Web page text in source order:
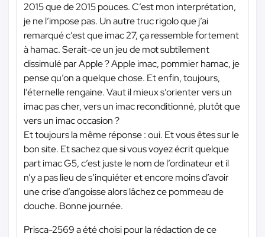
2015 que de 2015 pouces. C’est mon interprétation,
je ne l’impose pas. Un autre truc rigolo que j’ai
remarqué c’est que imac 27, ça ressemble fortement
à hamac. Serait-ce un jeu de mot subtilement
dissimulé par Apple ? Apple imac, pommier hamac, je
pense qu’on a quelque chose. Et enfin, toujours,
l’éternelle rengaine. Vaut il mieux s’orienter vers un
imac pas cher, vers un imac reconditionné, plutôt que
vers un imac occasion ?
Et toujours la même réponse : oui. Et vous êtes sur le
bon site. Et sachez que si vous voyez écrit quelque
part imac G5, c’est juste le nom de l’ordinateur et il
n’y a pas lieu de s’inquiéter et encore moins d’avoir
une crise d’angoisse alors lâchez ce pommeau de
douche. Bonne journée.
Prisca-2569 a été choisi pour la rédaction de ce